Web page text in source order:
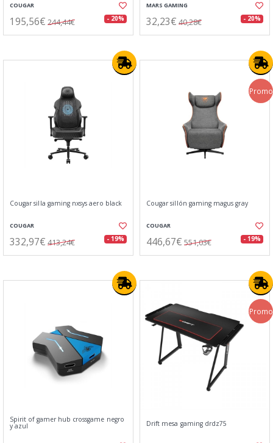
COUGAR
195,56€ 244,44€ - 20%
MARS GAMING
32,23€ 40,28€ - 20%
Cougar silla gaming nxsys aero black
COUGAR
332,97€ 413,24€ - 19%
Promo
Cougar sillón gaming magus gray
COUGAR
446,67€ 551,03€ - 19%
Spirit of gamer hub crossgame negro
y azul
Promo
Drift mesa gaming drdz75